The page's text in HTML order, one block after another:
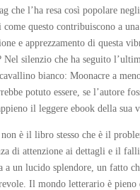
che l’ha resa così popolare
questo contribuiscono a
e apprezzamento di questa
Nel silenzio che ha seguito
bianco: Moonacre a
potuto essere, se l’autore
il leggere ebook della sua
è il libro stesso che è il
di attenzione ai dettagli e il
a un lucido splendore, un fatto
Il mondo letterario è pieno